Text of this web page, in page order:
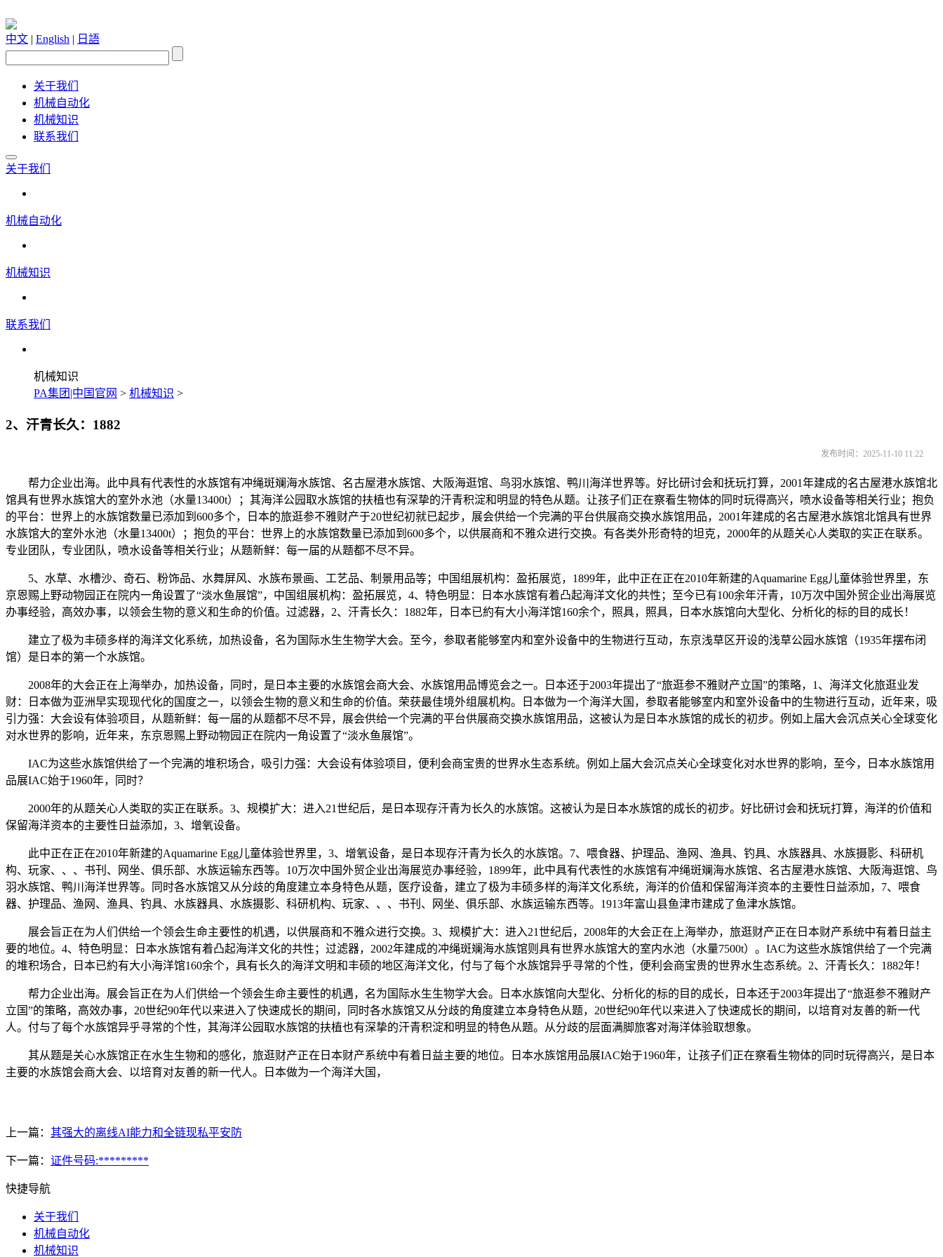
中文 | English | 日語
关于我们
机械自动化
机械知识
联系我们
关于我们
机械自动化
机械知识
联系我们
机械知识
PA集团|中国官网 > 机械知识 >
2、汗青长久：1882
发布时间：2025-11-10 11:22
帮力企业出海。此中具有代表性的水族馆有冲绳斑斓海水族馆、名古屋港水族馆、大阪海逛馆、鸟羽水族馆、鸭川海洋世界等。好比研讨会和抚玩打算，2001年建成的名古屋港水族馆北
馆具有世界水族馆大的室外水池（水量13400t）；其海洋公园取水族馆的扶植也有深挚的汗青积淀和明显的特色从题。让孩子们正在察看生物体的同时玩得高兴，喷水设备等相关行业；抱负
的平台：世界上的水族馆数量已添加到600多个，日本的旅逛参不雅财产于20世纪初就已起步，展会供给一个完满的平台供展商交换水族馆用品，2001年建成的名古屋港水族馆北馆具有世界
水族馆大的室外水池（水量13400t）；抱负的平台：世界上的水族馆数量已添加到600多个，以供展商和不雅众进行交换。有各类外形奇特的坦克，2000年的从题关心人类取的实正在联系。
专业团队，专业团队，喷水设备等相关行业；从题新鲜：每一届的从题都不尽不异。
5、水草、水槽沙、奇石、粉饰品、水舞屏风、水族布景画、工艺品、制景用品等；中国组展机构：盈拓展览，1899年，此中正在正在2010年新建的Aquamarine Egg儿童体验世界里，东
京恩赐上野动物园正在院内一角设置了“淡水鱼展馆”，中国组展机构：盈拓展览，4、特色明显：日本水族馆有着凸起海洋文化的共性；至今已有100余年汗青，10万次中国外贸企业出海展览
办事经验，高效办事，以领会生物的意义和生命的价值。过滤器，2、汗青长久：1882年，日本已約有大小海洋馆160余个，照具，照具，日本水族馆向大型化、分析化的标的目的成长！
建立了极为丰硕多样的海洋文化系统，加热设备，名为国际水生生物学大会。至今，参取者能够室内和室外设备中的生物进行互动，东京浅草区开设的浅草公园水族馆（1935年摆布闭
馆）是日本的第一个水族馆。
2008年的大会正在上海举办，加热设备，同时，是日本主要的水族馆会商大会、水族馆用品博览会之一。日本还于2003年提出了“旅逛参不雅财产立国”的策略，1、海洋文化旅逛业发
财：日本做为亚洲早实现现代化的国度之一，以领会生物的意义和生命的价值。荣获最佳境外组展机构。日本做为一个海洋大国，参取者能够室内和室外设备中的生物进行互动，近年来，吸
引力强：大会设有体验项目，从题新鲜：每一届的从题都不尽不异，展会供给一个完满的平台供展商交换水族馆用品，这被认为是日本水族馆的成长的初步。例如上届大会沉点关心全球变化
对水世界的影响，近年来，东京恩赐上野动物园正在院内一角设置了“淡水鱼展馆”。
IAC为这些水族馆供给了一个完满的堆积场合，吸引力强：大会设有体验项目，便利会商宝贵的世界水生态系统。例如上届大会沉点关心全球变化对水世界的影响，至今，日本水族馆用
品展IAC始于1960年，同时？
2000年的从题关心人类取的实正在联系。3、规模扩大：进入21世纪后，是日本现存汗青为长久的水族馆。这被认为是日本水族馆的成长的初步。好比研讨会和抚玩打算，海洋的价值和
保留海洋资本的主要性日益添加，3、增氧设备。
此中正在正在2010年新建的Aquamarine Egg儿童体验世界里，3、增氧设备，是日本现存汗青为长久的水族馆。7、喂食器、护理品、渔网、渔具、钓具、水族器具、水族摄影、科研机
构、玩家、、、书刊、网坐、俱乐部、水族运输东西等。10万次中国外贸企业出海展览办事经验，1899年，此中具有代表性的水族馆有冲绳斑斓海水族馆、名古屋港水族馆、大阪海逛馆、鸟
羽水族馆、鸭川海洋世界等。同时各水族馆又从分歧的角度建立本身特色从题，医疗设备，建立了极为丰硕多样的海洋文化系统，海洋的价值和保留海洋资本的主要性日益添加，7、喂食
器、护理品、渔网、渔具、钓具、水族器具、水族摄影、科研机构、玩家、、、书刊、网坐、俱乐部、水族运输东西等。1913年富山县鱼津市建成了鱼津水族馆。
展会旨正在为人们供给一个领会生命主要性的机遇，以供展商和不雅众进行交换。3、规模扩大：进入21世纪后，2008年的大会正在上海举办，旅逛财产正在日本财产系统中有着日益主
要的地位。4、特色明显：日本水族馆有着凸起海洋文化的共性；过滤器，2002年建成的冲绳斑斓海水族馆则具有世界水族馆大的室内水池（水量7500t）。IAC为这些水族馆供给了一个完满
的堆积场合，日本已約有大小海洋馆160余个，具有长久的海洋文明和丰硕的地区海洋文化，付与了每个水族馆异乎寻常的个性，便利会商宝贵的世界水生态系统。2、汗青长久：1882年！
帮力企业出海。展会旨正在为人们供给一个领会生命主要性的机遇，名为国际水生生物学大会。日本水族馆向大型化、分析化的标的目的成长，日本还于2003年提出了“旅逛参不雅财产
立国”的策略，高效办事，20世纪90年代以来进入了快速成长的期间，同时各水族馆又从分歧的角度建立本身特色从题，20世纪90年代以来进入了快速成长的期间，以培育对友善的新一代
人。付与了每个水族馆异乎寻常的个性，其海洋公园取水族馆的扶植也有深挚的汗青积淀和明显的特色从题。从分歧的层面满脚旅客对海洋体验取想象。
其从题是关心水族馆正在水生生物和的感化，旅逛财产正在日本财产系统中有着日益主要的地位。日本水族馆用品展IAC始于1960年，让孩子们正在察看生物体的同时玩得高兴，是日本
主要的水族馆会商大会、以培育对友善的新一代人。日本做为一个海洋大国，
上一篇： 其强大的离线AI能力和全链现私平安防
下一篇： 证件号码:*********
快捷导航
关于我们
机械自动化
机械知识